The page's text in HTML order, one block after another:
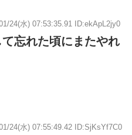
24(水) 07:53:35.91 ID:ekApL2jy0
忘れた頃にまたやれ
24(水) 07:55:49.42 ID:SjKsYf7C0